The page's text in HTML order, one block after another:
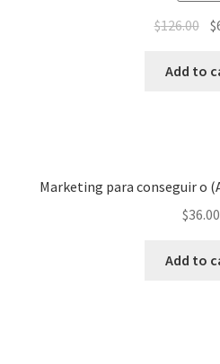
$126.00 $
Add to
Marketing para conseguir o
$36.00
Add to